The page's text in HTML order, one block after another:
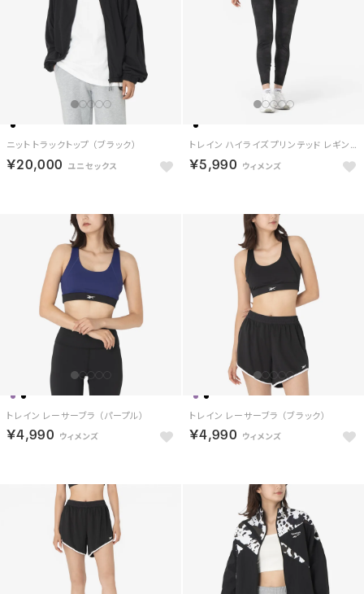
ニット トラックトップ （ブラック）
￥20,000
トレイン ハイライズ プリンテッド レギンス （ブラック）
￥5,990
トレイン レーサーブラ （パープル）
￥4,990
トレイン レーサーブラ （ブラック）
￥4,990